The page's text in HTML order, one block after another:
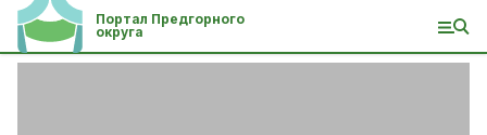
Портал Предгорного
округа